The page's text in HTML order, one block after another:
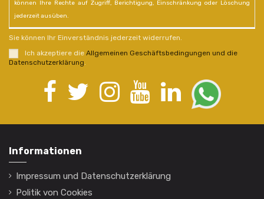
können Ihre Rechte auf Zugriff, Berichtigung, Einschränkung oder Löschung
jederzeit ausüben.
Sie können Ihr Einverständnis jederzeit widerrufen.
Ich akzeptiere die Allgemeinen Geschäftsbedingungen und die
Datenschutzerklärung
Informationen
Impressum und Datenschutzerklärung
Politik von Cookies